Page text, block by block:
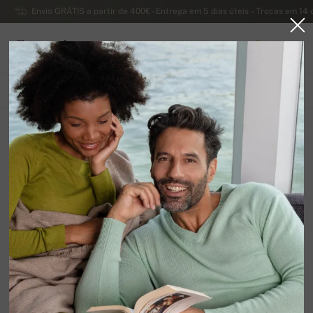
Envio GRÁTIS a partir de 400€ - Entrega em 5 dias úteis – Trocas em
Caxemira
PORTUGAL
Algodão Giza 45
Organizar por Filtrar
TODOS OS PRODUTOS PRIMAVERA / VERÃO EXCLUSIVA 2026
Infelizmente, ainda não existem produtos nesta
categoria.